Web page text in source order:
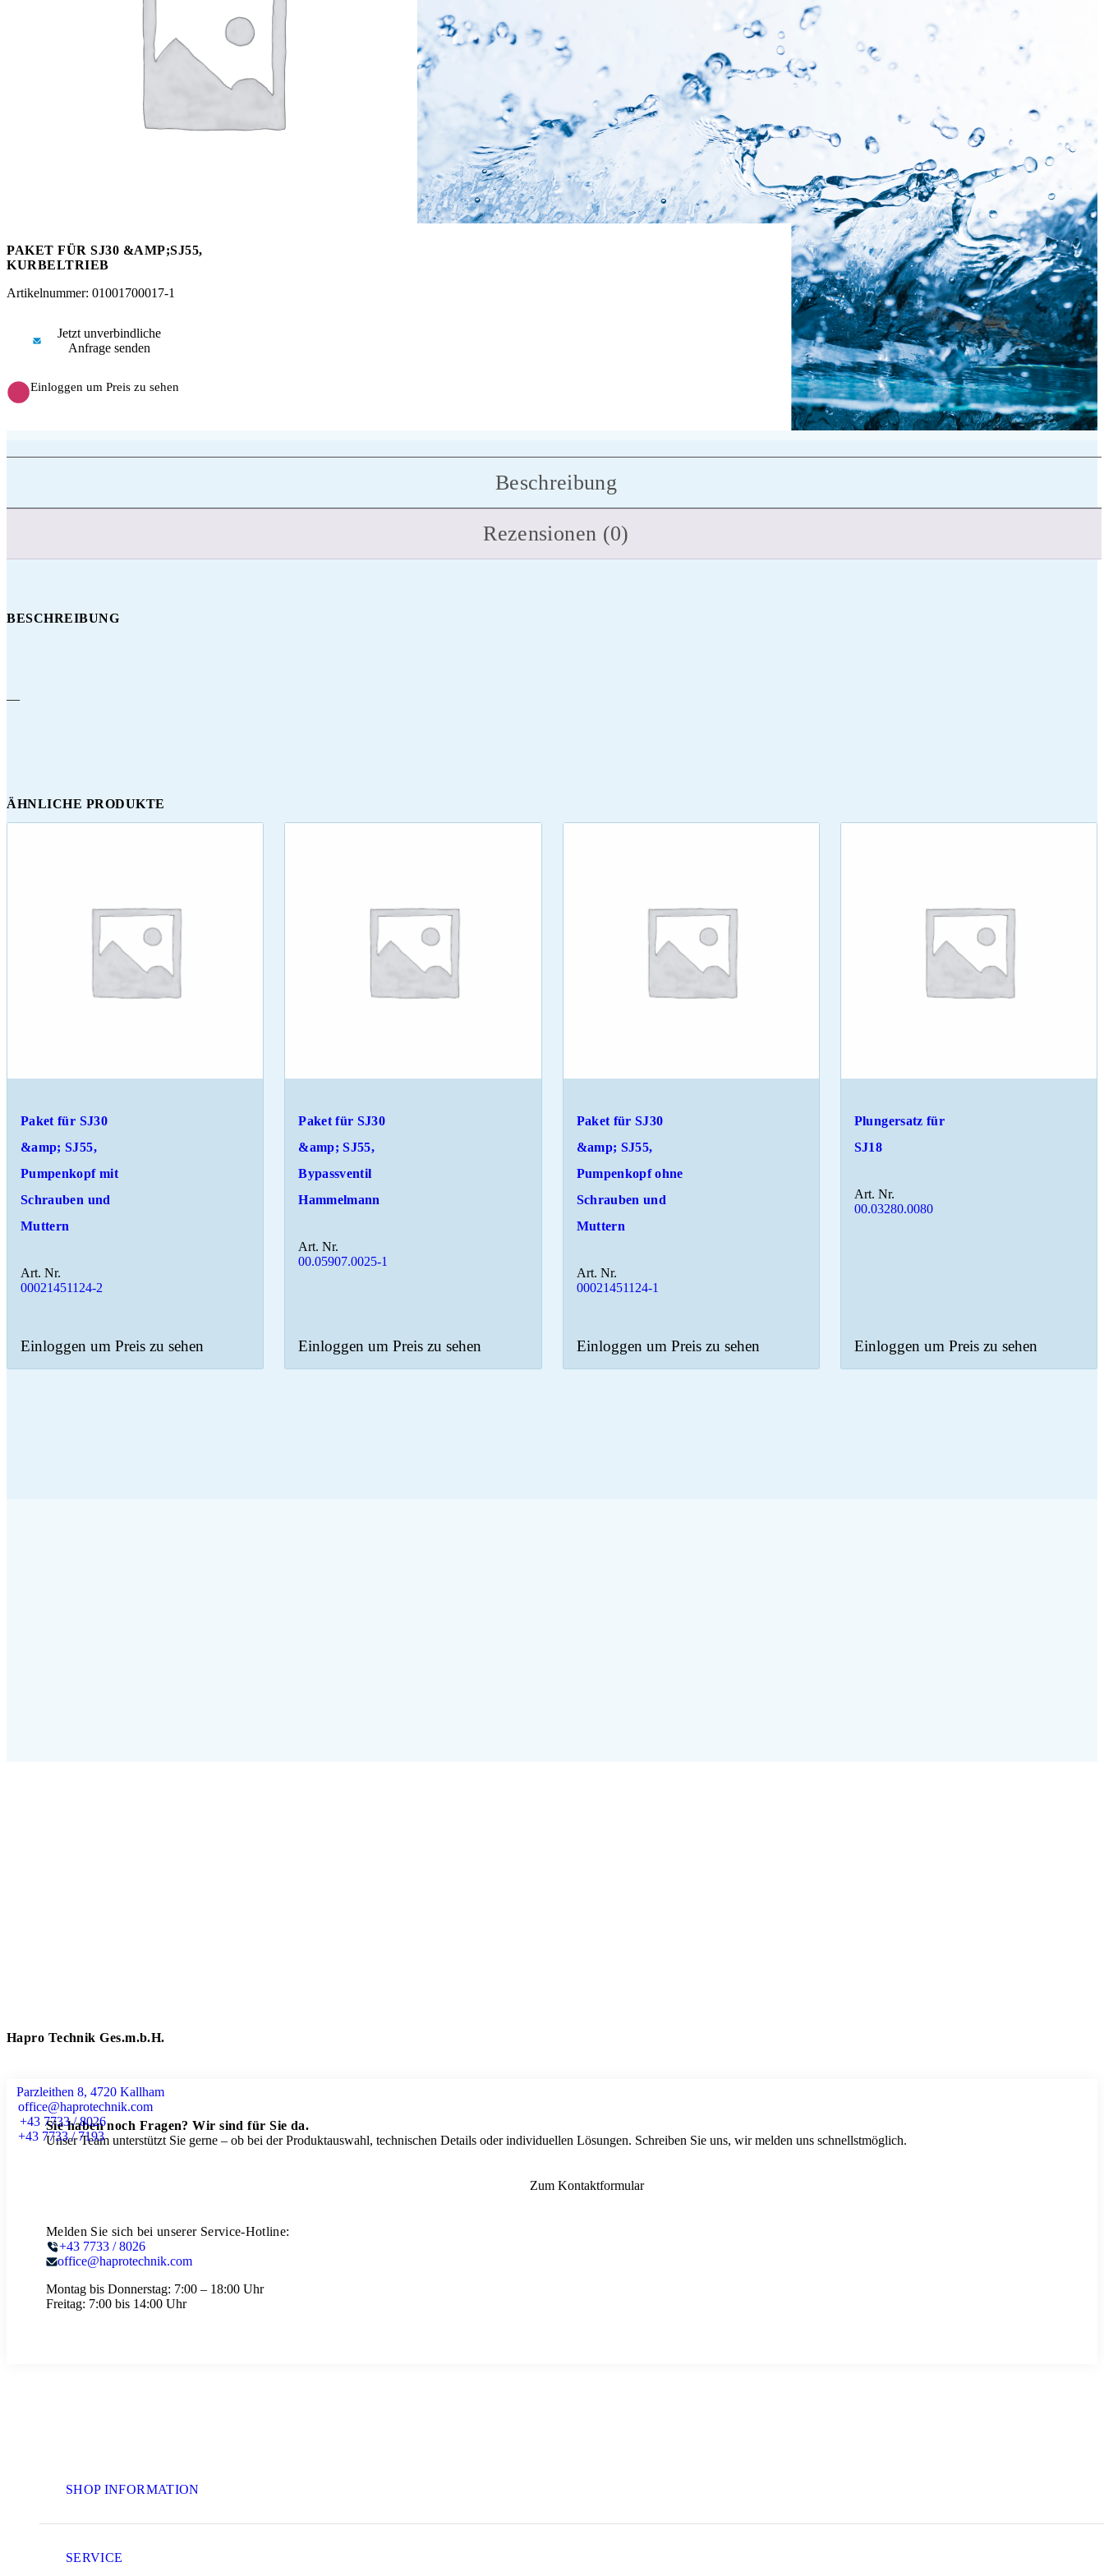
PAKET FÜR SJ30 &AMP;SJ55,
KURBELTRIEB
Artikelnummer: 01001700017-1
Jetzt unverbindliche
Anfrage senden
Einloggen um Preis zu sehen
Beschreibung
Rezensionen (0)
BESCHREIBUNG
—
ÄHNLICHE PRODUKTE
Paket für SJ30
&amp; SJ55,
Pumpenkopf mit
Schrauben und
Muttern
Art. Nr.
00021451124-2
Einloggen um Preis zu sehen
Paket für SJ30
&amp; SJ55,
Bypassventil
Hammelmann
Art. Nr.
00.05907.0025-1
Einloggen um Preis zu sehen
Paket für SJ30
&amp; SJ55,
Pumpenkopf ohne
Schrauben und
Muttern
Art. Nr.
00021451124-1
Einloggen um Preis zu sehen
Plungersatz für
SJ18
Art. Nr.
00.03280.0080
Einloggen um Preis zu sehen
Hapro Technik Ges.m.b.H.
Parzleithen 8, 4720 Kallham
office@haprotechnik.com
+43 7733 / 8026
+43 7733 / 7193
Sie haben noch Fragen? Wir sind für Sie da.
Unser Team unterstützt Sie gerne – ob bei der Produktauswahl, technischen Details oder individuellen Lösungen. Schreiben Sie uns, wir melden uns schnellstmöglich.
Zum Kontaktformular
Melden Sie sich bei unserer Service-Hotline:
+43 7733 / 8026
office@haprotechnik.com
Montag bis Donnerstag: 7:00 – 18:00 Uhr
Freitag: 7:00 bis 14:00 Uhr
SHOP INFORMATION
SERVICE